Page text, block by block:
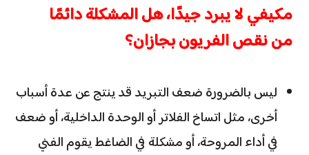
مكيفي لا يبرد جيدًا، هل المشكلة دائمًا
من نقص الفريون بجازان؟
ليس بالضرورة ضعف التبريد قد ينتج عن عدة أسباب
أخرى، مثل اتساخ الفلاتر أو الوحدة الداخلية، أو ضعف
في أداء المروحة، أو مشكلة في الضاغط يقوم الفني